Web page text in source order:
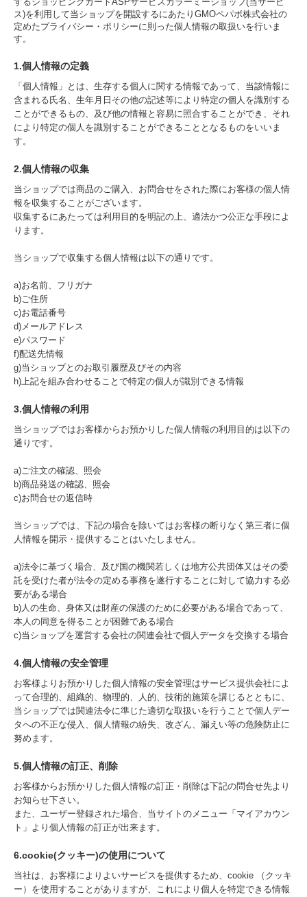
ス)を利用して当ショップを開設するにあたりGMOペパボ株式会社の
定めたプライバシー・ポリシーに則った個人情報の取扱いを行いま
す。
1.個人情報の定義
「個人情報」とは、生存する個人に関する情報であって、当該情報に
含まれる氏名、生年月日その他の記述等により特定の個人を識別する
ことができるもの、及び他の情報と容易に照合することができ、それ
により特定の個人を識別することができることとなるものをいいま
す。
2.個人情報の収集
当ショップでは商品のご購入、お問合せをされた際にお客様の個人情
報を収集することがございます。
収集するにあたっては利用目的を明記の上、適法かつ公正な手段によ
ります。
当ショップで収集する個人情報は以下の通りです。
a)お名前、フリガナ
b)ご住所
c)お電話番号
d)メールアドレス
e)パスワード
f)配送先情報
g)当ショップとのお取引履歴及びその内容
h)上記を組み合わせることで特定の個人が識別できる情報
3.個人情報の利用
当ショップではお客様からお預かりした個人情報の利用目的は以下の
通りです。
a)ご注文の確認、照会
b)商品発送の確認、照会
c)お問合せの返信時
当ショップでは、下記の場合を除いてはお客様の断りなく第三者に個
人情報を開示・提供することはいたしません。
a)法令に基づく場合、及び国の機関若しくは地方公共団体又はその委
託を受けた者が法令の定める事務を遂行することに対して協力する必
要がある場合
b)人の生命、身体又は財産の保護のために必要がある場合であって、
本人の同意を得ることが困難である場合
c)当ショップを運営する会社の関連会社で個人データを交換する場合
4.個人情報の安全管理
お客様よりお預かりした個人情報の安全管理はサービス提供会社によ
って合理的、組織的、物理的、人的、技術的施策を講じるとともに、
当ショップでは関連法令に準じた適切な取扱いを行うことで個人デー
タへの不正な侵入、個人情報の紛失、改ざん、漏えい等の危険防止に
努めます。
5.個人情報の訂正、削除
お客様からお預かりした個人情報の訂正・削除は下記の問合せ先より
お知らせ下さい。
また、ユーザー登録された場合、当サイトのメニュー「マイアカウン
ト」より個人情報の訂正が出来ます。
6.cookie(クッキー)の使用について
当社は、お客様によりよいサービスを提供するため、cookie （クッキ
ー）を使用することがありますが、これにより個人を特定できる情報